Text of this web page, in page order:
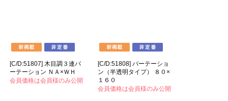
[C/D:51807] 木目調３連パ
ーテーション ＮＡ×ＷＨ
会員価格は会員様のみ公開
[C/D:51808] パーテーショ
ン（半透明タイプ） ８０×
１６０
会員価格は会員様のみ公開